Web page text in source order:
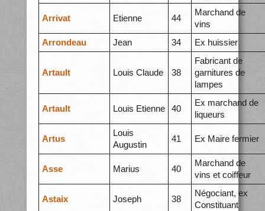
Arrivat Etienne 44
Marchand de
vins
Arrondeau
Jean 34 Ex huissier
Artault Louis Claude 38
Fabricant de
garnitures de
lampes
Artault Louis Etienne 40
Ex marchand de
liqueurs
Artus
Louis
Augustin
41 Ex Maire fermier
Asse Marius 40
Marchand de
vins et coiffeur
Astaix Joseph 38
Négociant, ex
Constituant